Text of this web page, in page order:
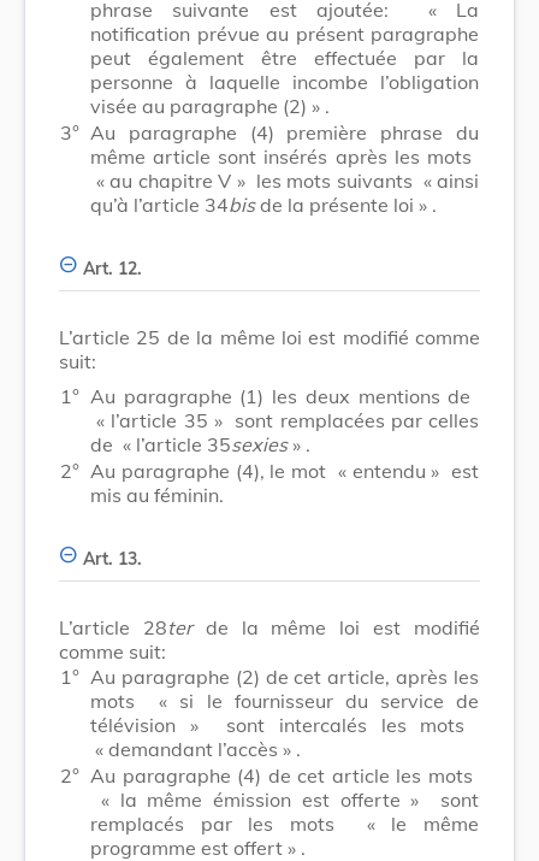
phrase suivante est ajoutée:
« La
notification prévue au présent paragraphe
peut également être effectuée par la
personne à laquelle incombe l’obligation
visée au paragraphe (2) » .
3° Au paragraphe (4) première phrase du
même article sont insérés après les mots
« au chapitre V » les mots suivants « ainsi
qu’à l’article 34bisde la présente loi » .
Art. 12.
L’article 25 de la même loi est modifié comme
suit:
1° Au paragraphe (1) les deux mentions de
« l’article 35 » sont remplacées par celles
de « l’article 35sexies» .
2° Au paragraphe (4), le mot « entendu » est
mis au féminin.
Art. 13.
L’article 28terde la même loi est modifié
comme suit:
1° Au paragraphe (2) de cet article, après les
mots
« si le fournisseur du service de
télévision »
sont intercalés les mots
« demandant l’accès » .
2° Au paragraphe (4) de cet article les mots
« la même émission est offerte »
sont
remplacés par les mots
« le même
programme est offert » .